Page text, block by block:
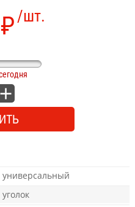
/шт.
₽
универсальный
уголок